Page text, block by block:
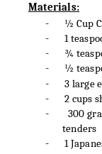
Materials:
-
½ Cup
-
1
-
¾
-
½
-
3 large
-
2 cups
-
300
tenders
-
1